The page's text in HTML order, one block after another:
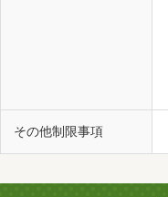
その他制限事項